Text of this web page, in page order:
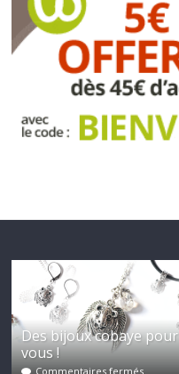
Des bijoux cobaye pour
vous !
Commentaires fermés